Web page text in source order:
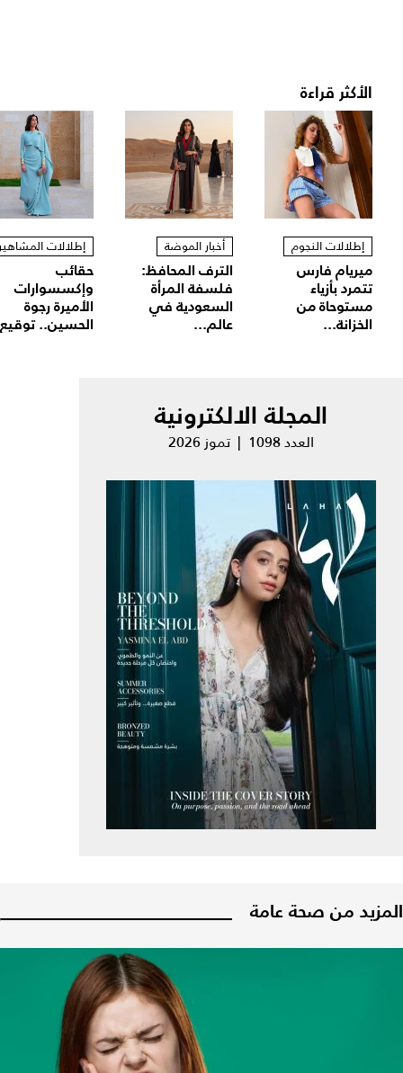
الأكثر قراءة
إطلالات النجوم
ميريام فارس
تتمرد بأزياء
مستوحاة من
الخزانة...
أخبار الموضة
الترف المحافظ:
فلسفة المرأة
السعودية في
عالم...
إطلالات
حقائب
وإكسسوارات
الأميرة رجوة
الحسين..
المجلة الالكترونية
العدد 1098 | تموز 2026
المزيد من صحة عامة